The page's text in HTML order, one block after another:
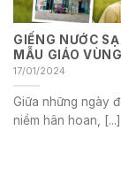
GIẾNG NƯỚC
MẪU GIÁO
17/01/2024
Giữa những ngày
niềm hân hoan, [...]